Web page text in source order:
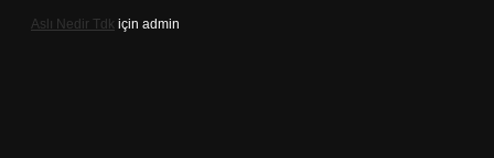
Aslı Nedir Tdk için admin